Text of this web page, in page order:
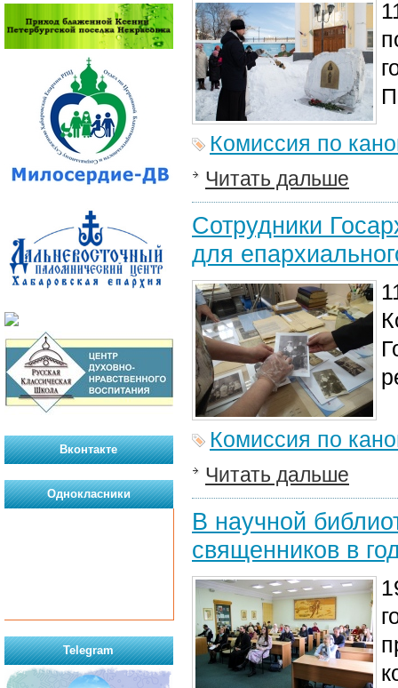
Комиссия по
Читать дальше
Сотрудники
для
Комиссия по
Читать дальше
В научной
священников в
Вконтакте
Однокласники
Telegram